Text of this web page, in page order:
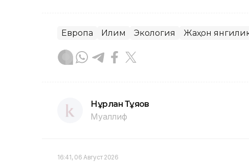
Европа Иқлим Экология Жаҳон
Нұрлан Тұяқов
Муаллиф
16:41, 06 Август 2026